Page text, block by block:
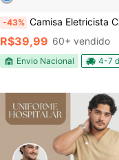
-43% Camisa Eletricista Camiseta Trabalho
R$39,99 60+ vendido
Envio Nacional 4-7